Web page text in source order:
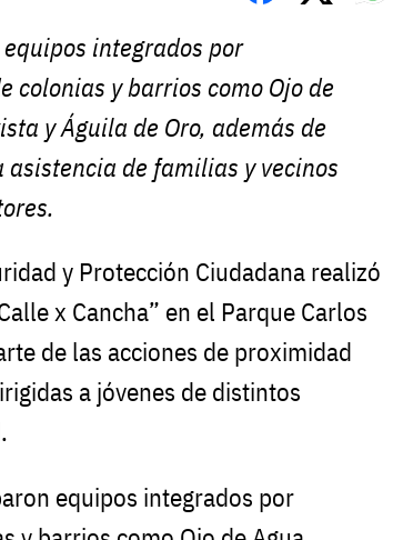
integrados por
colonias y barrios como Ojo de
y Águila de Oro, además de
asistencia de familias y vecinos
y Protección Ciudadana realizó
x Cancha” en el Parque Carlos
de las acciones de proximidad
a jóvenes de distintos
equipos integrados por